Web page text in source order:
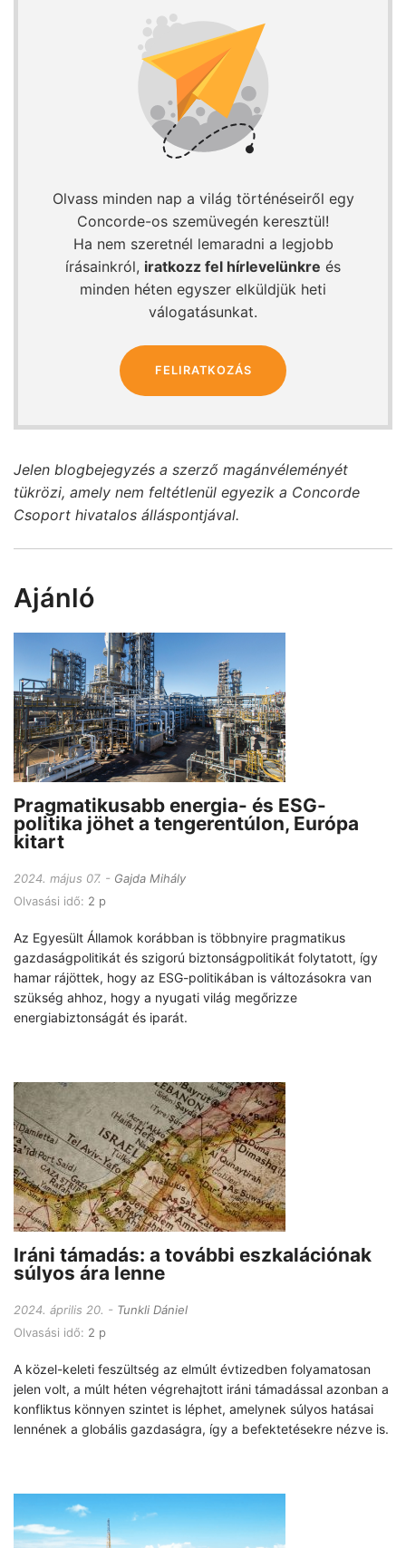
Olvass minden nap a világ történéseiről egy
Concorde-os szemüvegén keresztül!
Ha nem szeretnél lemaradni a legjobb
írásainkról, iratkozz fel hírlevelünkre és
minden héten egyszer elküldjük heti
válogatásunkat.
FELIRATKOZÁS
Jelen blogbejegyzés a szerző magánvéleményét
tükrözi, amely nem feltétlenül egyezik a Concorde
Csoport hivatalos álláspontjával.
Ajánló
Pragmatikusabb energia- és ESG-
politika jöhet a tengerentúlon, Európa
kitart
2024. május 07.
Gajda Mihály
Olvasási idő: 2 p
Az Egyesült Államok korábban is többnyire pragmatikus
gazdaságpolitikát és szigorú biztonságpolitikát folytatott, így
hamar rájöttek, hogy az ESG-politikában is változásokra van
szükség ahhoz, hogy a nyugati világ megőrizze
energiabiztonságát és iparát.
Iráni támadás: a további eszkalációnak
súlyos ára lenne
2024. április 20.
Tunkli Dániel
Olvasási idő: 2 p
A közel-keleti feszültség az elmúlt évtizedben folyamatosan
jelen volt, a múlt héten végrehajtott iráni támadással azonban a
konfliktus könnyen szintet is léphet, amelynek súlyos hatásai
lennének a globális gazdaságra, így a befektetésekre nézve is.